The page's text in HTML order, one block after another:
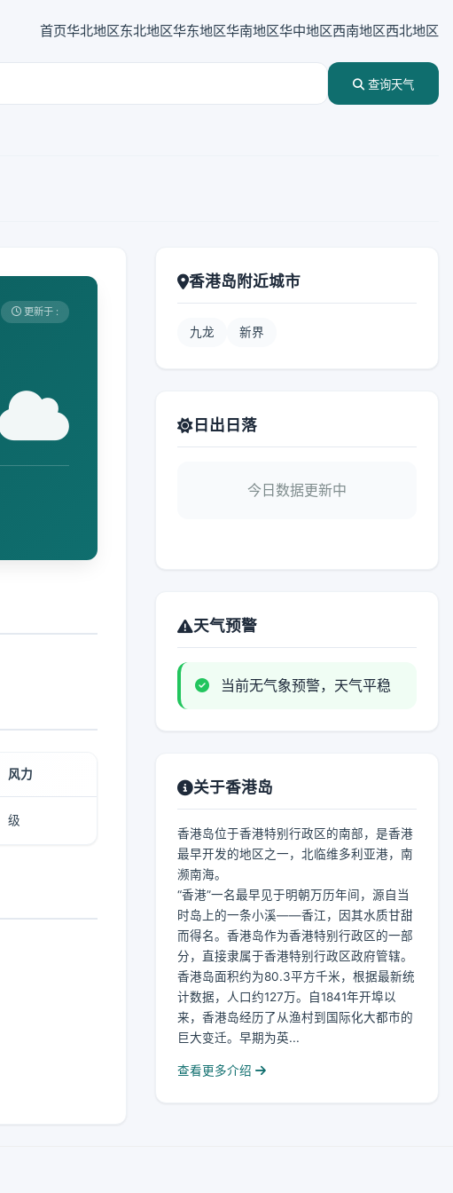
首页华北地区东北地区华东地区华南地区华中地区西南地区西北地区
查询天气
更新于 :
风力
级
香港岛附近城市
九龙 新界
日出日落
今日数据更新中
天气预警
当前无气象预警，天气平稳
关于香港岛
香港岛位于香港特别行政区的南部，是香港
最早开发的地区之一，北临维多利亚港，南
濒南海。
“香港”一名最早见于明朝万历年间，源自当
时岛上的一条小溪——香江，因其水质甘甜
而得名。香港岛作为香港特别行政区的一部
分，直接隶属于香港特别行政区政府管辖。
香港岛面积约为80.3平方千米，根据最新统
计数据，人口约127万。自1841年开埠以
来，香港岛经历了从渔村到国际化大都市的
巨大变迁。早期为英...
查看更多介绍